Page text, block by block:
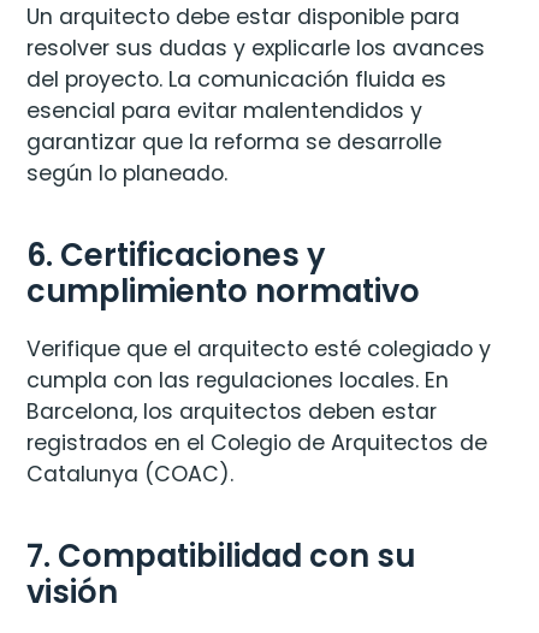
Un arquitecto debe estar disponible para
resolver sus dudas y explicarle los avances
del proyecto. La comunicación fluida es
esencial para evitar malentendidos y
garantizar que la reforma se desarrolle
según lo planeado.
6. Certificaciones y
cumplimiento normativo
Verifique que el arquitecto esté colegiado y
cumpla con las regulaciones locales. En
Barcelona, los arquitectos deben estar
registrados en el Colegio de Arquitectos de
Catalunya (COAC).
7. Compatibilidad con su
visión